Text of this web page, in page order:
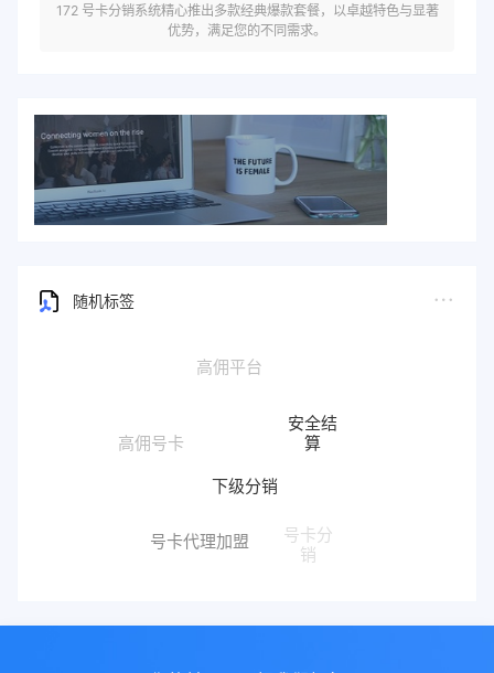
172 号卡分销系统精心推出多款经典爆款套餐，以卓越特色与显著
优势，满足您的不同需求。
随机标签
安全结
算
高佣号卡
号卡代理加盟
号卡分
销